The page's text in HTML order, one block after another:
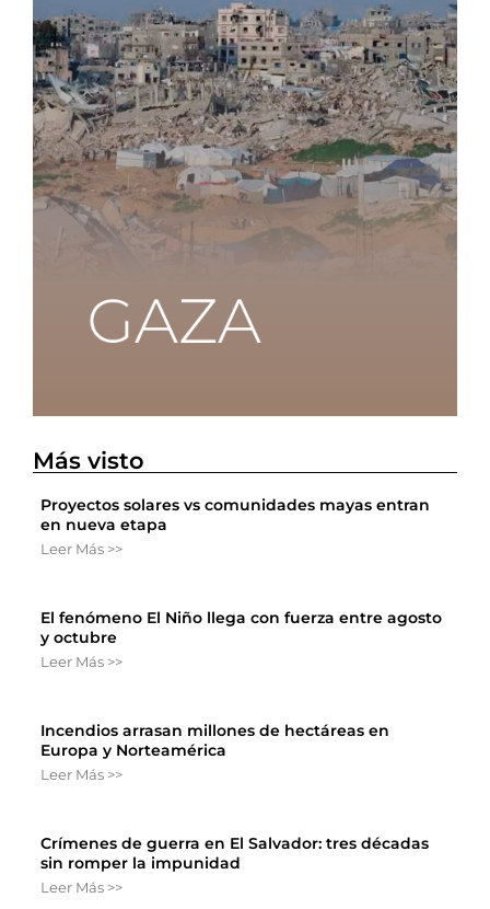
Más visto
Proyectos solares vs comunidades mayas entran
en nueva etapa
Leer Más >>
El fenómeno El Niño llega con fuerza entre agosto
y octubre
Leer Más >>
Incendios arrasan millones de hectáreas en
Europa y Norteamérica
Leer Más >>
Crímenes de guerra en El Salvador: tres décadas
sin romper la impunidad
Leer Más >>